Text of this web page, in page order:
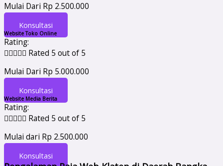
Mulai Dari Rp 2.500.000
Konsultasi
Website Toko Online
Rating:
 Rated 5 out of 5
Mulai Dari Rp 5.000.000
Konsultasi
Website Media Berita
Rating:
 Rated 5 out of 5
Mulai dari Rp 2.500.000
Konsultasi